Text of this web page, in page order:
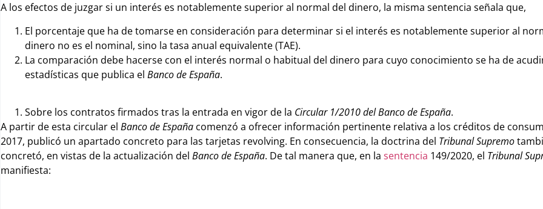
A los efectos de juzgar si un interés es notablemente superior al normal del dinero, la misma sentencia señala que,
El porcentaje que ha de tomarse en consideración para determinar si el interés es notablemente superior al
dinero no es el nominal, sino la tasa anual equivalente (TAE).
La comparación debe hacerse con el interés normal o habitual del dinero para cuyo conocimiento se ha de
estadísticas que publica el Banco de España.
Sobre los contratos firmados tras la entrada en vigor de la Circular 1/2010 del Banco de España.
A partir de esta circular el Banco de España comenzó a ofrecer información pertinente relativa a los créditos de
2017, publicó un apartado concreto para las tarjetas revolving. En consecuencia, la doctrina del Tribunal Supremo
concretó, en vistas de la actualización del Banco de España. De tal manera que, en la sentencia 149/2020, el Tribunal
manifiesta: